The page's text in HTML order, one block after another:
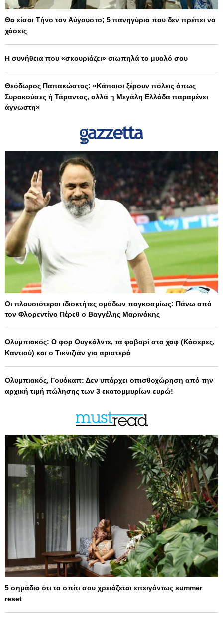
Θα είσαι Τήνο τον Αύγουστο; 5 πανηγύρια που δεν πρέπει να
χάσεις
Η συνήθεια που «σκουριάζει» σιωπηλά το μυαλό σου
Θεόδωρος Παπακώστας: «Κάποιοι ξέρουν πόλεις όπως
Συρακούσες ή Τάραντας, αλλά η Μεγάλη Ελλάδα παραμένει
άγνωστη»
Οι πλουσιότεροι ιδιοκτήτες ομάδων παγκοσμίως: Πάνω από
τον Φλορεντίνο Πέρεθ ο Βαγγέλης Μαρινάκης
Ολυμπιακός: Ο φορ Ουγκάλντε, τα φαβορί στα χαφ (Κάσερες,
Καντιού) και ο Τικνιζιάν για αριστερά
Ολυμπιακός, Γουόκαπ: Δεν υπάρχει οπισθοχώρηση από την
αρχική τιμή πώλησης των 3 εκατομμυρίων ευρώ!
5 σημάδια ότι το σπίτι σου χρειάζεται επειγόντως summer
reset